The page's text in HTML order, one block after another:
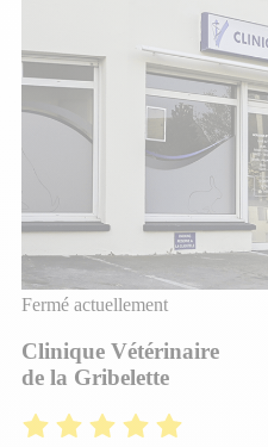
Fermé actuellement
Clinique Vétérinaire
de la Gribelette